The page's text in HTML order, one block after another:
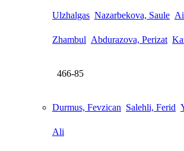
Ulzhalgas Nazarbekova, Saule
Zhambul Abdurazova, Perizat
466-85
Durmus, Fevzican Salehli, Ferid
Ali